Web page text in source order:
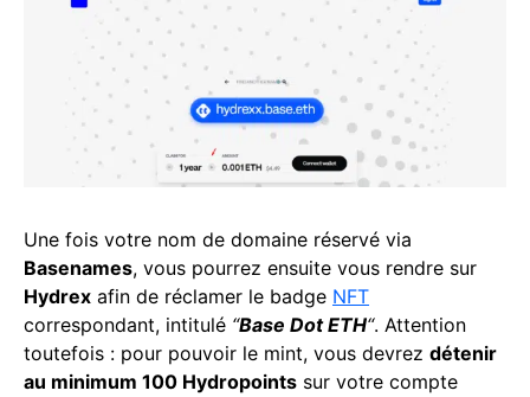
Une fois votre nom de domaine réservé via
Basenames, vous pourrez ensuite vous rendre sur
Hydrex afin de réclamer le badge NFT
correspondant, intitulé “Base Dot ETH“. Attention
toutefois : pour pouvoir le mint, vous devrez détenir
au minimum 100 Hydropoints sur votre compte